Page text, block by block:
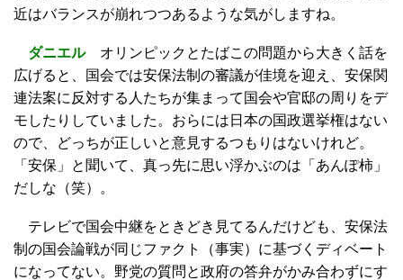
近はバランスが崩れつつあるような気がしますね。
ダニエルオリンピックとたばこの問題から大きく話を
広げると、国会では安保法制の審議が佳境を迎え、安保関
連法案に反対する人たちが集まって国会や官邸の周りをデ
モしたりしていました。おらには日本の国政選挙権はない
ので、どっちが正しいと意見するつもりはないけれど。
「安保」と聞いて、真っ先に思い浮かぶのは「あんぽ柿」
だしな（笑）。
テレビで国会中継をときどき見てるんだけども、安保法
制の国会論戦が同じファクト（事実）に基づくディベート
になってない。野党の質問と政府の答弁がかみ合わずにす